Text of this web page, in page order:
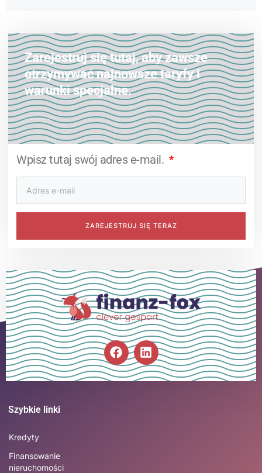
Zarejestruj się tutaj, aby zawsze
otrzymywać najnowsze taryfy i
warunki specjalne.
Wpisz tutaj swój adres e-mail.
ZAREJESTRUJ SIĘ TERAZ
Szybkie linki
Kredyty
Finansowanie
nieruchomości